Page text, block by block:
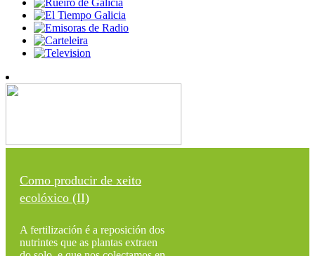
Como producir de xeito
ecolóxico (II)
A fertilización é a reposición dos
nutrintes que as plantas extraen